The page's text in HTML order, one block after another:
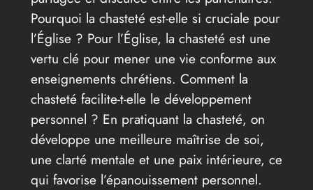
Pourquoi la chasteté est-elle si cruciale pour
l’Église ? Pour l’Église, la chasteté est une
vertu clé pour mener une vie conforme aux
enseignements chrétiens. Comment la
chasteté facilite-t-elle le développement
personnel ? En pratiquant la chasteté, on
développe une meilleure maîtrise de soi,
une clarté mentale et une paix intérieure, ce
qui favorise l’épanouissement personnel.